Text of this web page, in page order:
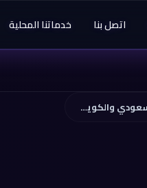
اتصل بنا خدماتنا المحلية
التسوق الإلكتروني في السوق السعودي والكويتي